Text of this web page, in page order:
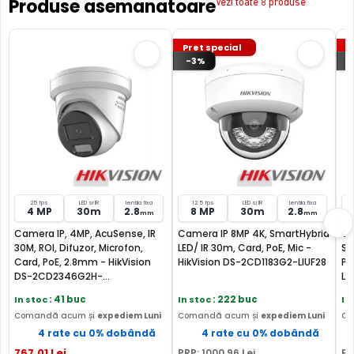
mare.
Produse asemanatoareVezi toate 8 produse
25 fps
4 MP
LED si IR
30m
lentila fixa
2.8mm
Camera IP, 4MP, AcuSense, IR
30M, ROI, Difuzor, Microfon,
Card, PoE, 2.8mm - HikVision
DS-2CD2346G2H-
In stoc: 41 buc
Comandă acum și expediem Luni
4 rate cu 0% dobândă
Pret special
-3%
12.5 fps
8 MP
LED si IR
30m
lentila fixa
2.8mm
Camera IP 8MP 4K, SmartHybrid
LED/ IR 30m, Card, PoE, Mic -
HikVision DS-2CD1183G2-LIUF28
In stoc: 222 buc
Comandă acum și expediem Luni
4 rate cu 0% dobândă
In